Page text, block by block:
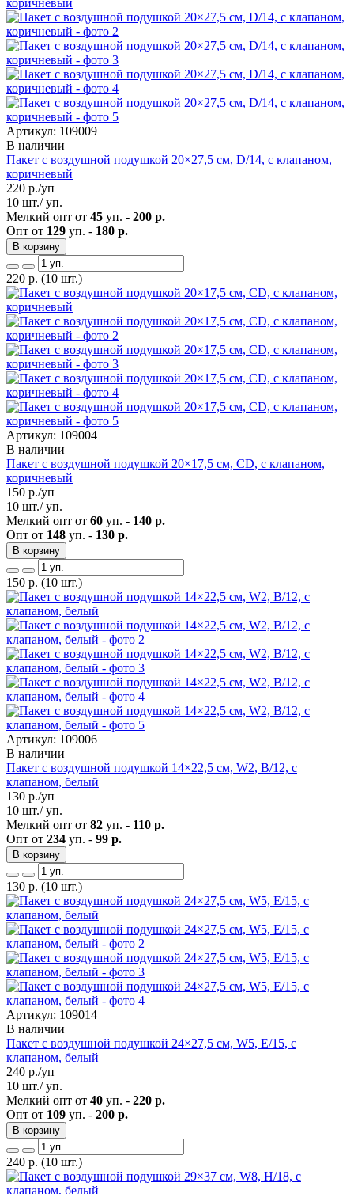
Артикул: 109009
В наличии
Пакет с воздушной подушкой 20×27,5 см, D/14, с клапаном,
коричневый
220 р./уп
10 шт./ уп.
Мелкий опт от 45 уп. - 200 р.
Опт от 129 уп. - 180 р.
В корзину
220 р. (10 шт.)
Артикул: 109004
В наличии
Пакет с воздушной подушкой 20×17,5 см, CD, с клапаном,
коричневый
150 р./уп
10 шт./ уп.
Мелкий опт от 60 уп. - 140 р.
Опт от 148 уп. - 130 р.
В корзину
150 р. (10 шт.)
Артикул: 109006
В наличии
Пакет с воздушной подушкой 14×22,5 см, W2, B/12, с
клапаном, белый
130 р./уп
10 шт./ уп.
Мелкий опт от 82 уп. - 110 р.
Опт от 234 уп. - 99 р.
В корзину
130 р. (10 шт.)
Артикул: 109014
В наличии
Пакет с воздушной подушкой 24×27,5 см, W5, E/15, с
клапаном, белый
240 р./уп
10 шт./ уп.
Мелкий опт от 40 уп. - 220 р.
Опт от 109 уп. - 200 р.
В корзину
240 р. (10 шт.)